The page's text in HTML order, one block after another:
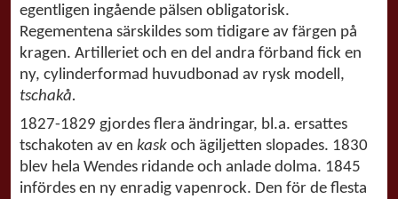
egentligen ingående pälsen obligatorisk.
Regementena särskildes som tidigare av färgen på
kragen. Artilleriet och en del andra förband fick en
ny, cylinderformad huvudbonad av rysk modell,
tschakå.
1827-1829 gjordes flera ändringar, bl.a. ersattes
tschakoten av en kask och ägiljetten slopades. 1830
blev hela Wendes ridande och anlade dolma. 1845
infördes en ny enradig vapenrock. Den för de flesta